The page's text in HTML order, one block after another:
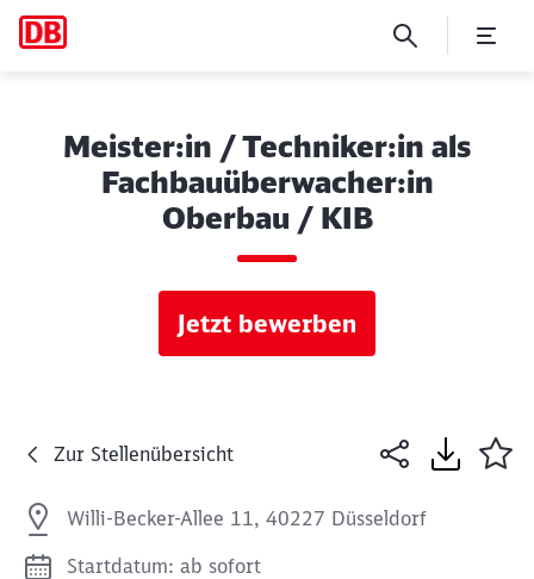
Meister:in / Techniker:in als
Fachbauüberwacher:in
Oberbau / KIB
Jetzt bewerben
Zur Stellenübersicht
Willi-Becker-Allee 11, 40227 Düsseldorf
Startdatum: ab sofort